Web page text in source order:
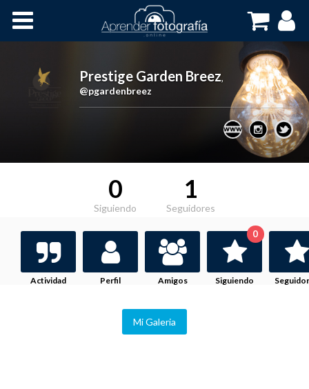
Prestige Garden Breez,
@pgardenbreez
0
Siguiendo
1
Seguidores
Actividad Perfil Amigos Siguiendo
0
Mi Galeria